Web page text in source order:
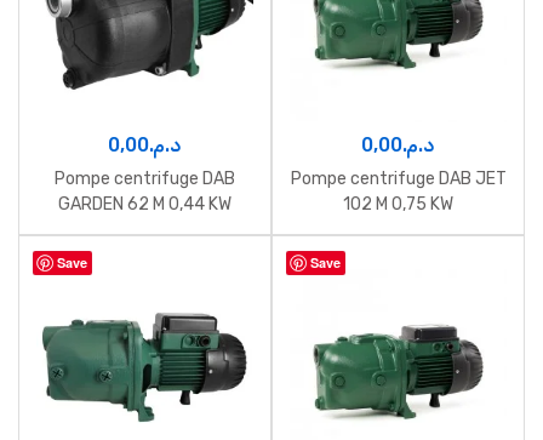
د.م.0,00
Pompe centrifuge DAB
GARDEN 62 M 0,44 KW
د.م.0,00
Pompe centrifuge DAB JET
102 M 0,75 KW
Save Save